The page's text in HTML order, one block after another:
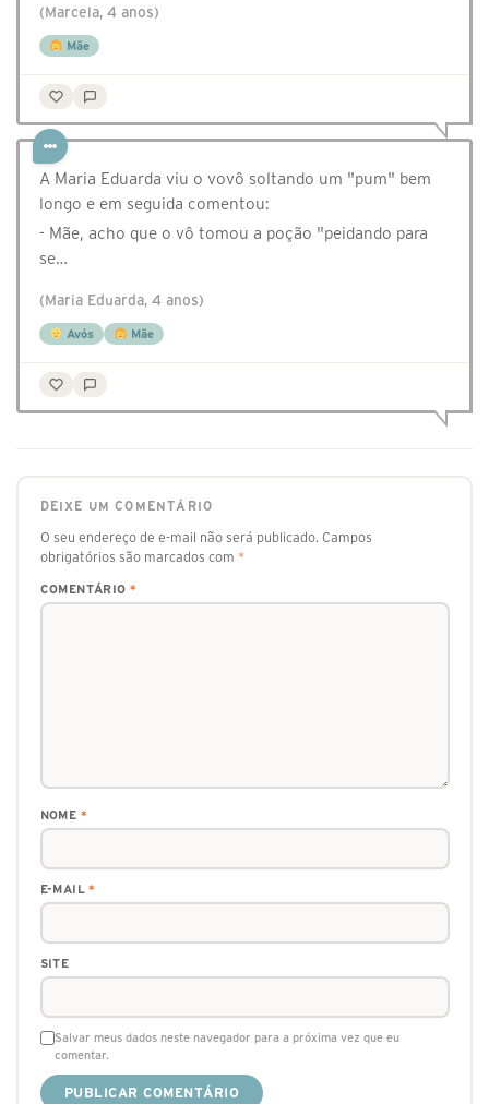
(Marcela, 4 anos)
Mãe
A Maria Eduarda viu o vovô soltando um "pum" bem
longo e em seguida comentou:
- Mãe, acho que o vô tomou a poção "peidando para
se…
(Maria Eduarda, 4 anos)
Avós Mãe
DEIXE UM COMENTÁRIO
O seu endereço de e-mail não será publicado. Campos
obrigatórios são marcados com *
COMENTÁRIO *
NOME *
E-MAIL*
SITE
Salvar meus dados neste navegador para a próxima vez que eu
comentar.